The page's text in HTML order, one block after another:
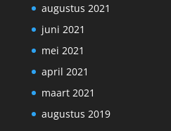
augustus 2021
juni 2021
mei 2021
april 2021
maart 2021
augustus 2019